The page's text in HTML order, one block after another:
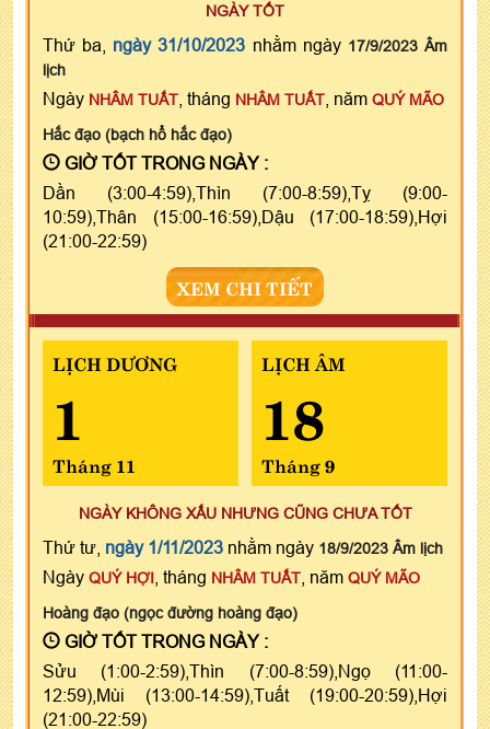
NGÀY TỐT
Thứ ba, ngày 31/10/2023 nhằm ngày 17/9/2023 Âm
lịch
Ngày NHÂM TUẤT , tháng NHÂM TUẤT , năm QUÝ MÃO
Hắc đạo (bạch hổ hắc đạo)
GIỜ TỐT TRONG NGÀY :
Dần (3:00-4:59),Thìn (7:00-8:59),Tỵ (9:00-
10:59),Thân (15:00-16:59),Dậu (17:00-18:59),Hợi
(21:00-22:59)
XEM CHI TIẾT
LỊCH DƯƠNG
1
Tháng 11
LỊCH ÂM
18
Tháng 9
NGÀY KHÔNG XẤU NHƯNG CŨNG CHƯA TỐT
Thứ tư, ngày 1/11/2023 nhằm ngày 18/9/2023 Âm lịch
Ngày QUÝ HỢI , tháng NHÂM TUẤT , năm QUÝ MÃO
Hoàng đạo (ngọc đường hoàng đạo)
GIỜ TỐT TRONG NGÀY :
Sửu (1:00-2:59),Thìn (7:00-8:59),Ngọ (11:00-
12:59),Mùi (13:00-14:59),Tuất (19:00-20:59),Hợi
(21:00-22:59)